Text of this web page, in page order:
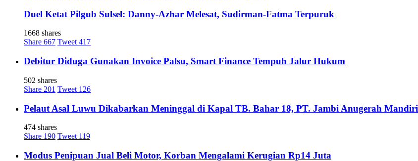
Duel Ketat Pilgub Sulsel: Danny-Azhar Melesat, Sudirman-Fatma Terpuruk
1668 shares
Share 667 Tweet 417
Debitur Diduga Gunakan Invoice Palsu, Smart Finance Tempuh Jalur Hukum
502 shares
Share 201 Tweet 126
Pelaut Asal Luwu Dikabarkan Meninggal di Kapal TB. Bahar 18, PT. Jambi Anugerah Mandiri
474 shares
Share 190 Tweet 119
Modus Penipuan Jual Beli Motor, Korban Mengalami Kerugian Rp14 Juta